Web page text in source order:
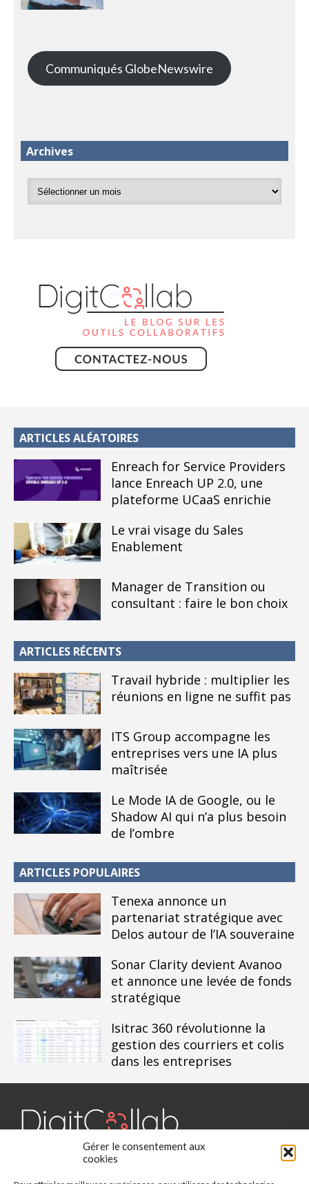
Gérer le consentement aux
cookies
Communiqués GlobeNewswire
Archives
ARTICLES ALÉATOIRES
Enreach for Service Providers
lance Enreach UP 2.0, une
plateforme UCaaS enrichie
Le vrai visage du Sales
Enablement
Manager de Transition ou
consultant : faire le bon choix
ARTICLES RÉCENTS
Travail hybride : multiplier les
réunions en ligne ne suffit pas
ITS Group accompagne les
entreprises vers une IA plus
maîtrisée
Le Mode IA de Google, ou le
Shadow AI qui n’a plus besoin
de l’ombre
ARTICLES POPULAIRES
Tenexa annonce un
partenariat stratégique avec
Delos autour de l’IA souveraine
Sonar Clarity devient Avanoo
et annonce une levée de fonds
stratégique
Isitrac 360 révolutionne la
gestion des courriers et colis
dans les entreprises
Digit Collab est un média dédié aux outils collaboratifs, retrouvez